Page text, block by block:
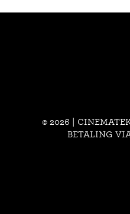
© 2026 |
BETALING